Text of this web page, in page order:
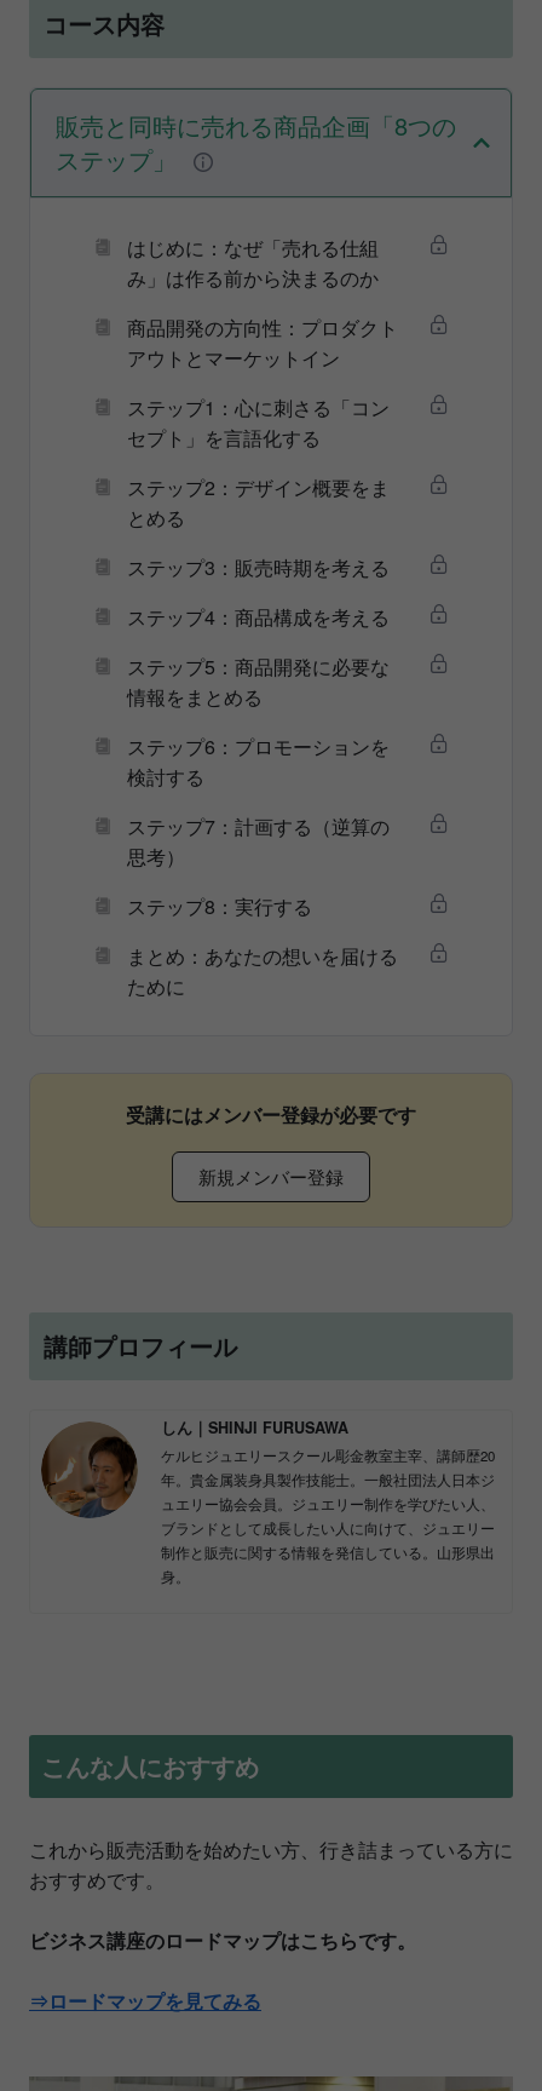
コース内容
販売と同時に売れる商品企画「8つの
ステップ」
はじめに：なぜ「売れる仕組
み」は作る前から決まるのか
商品開発の方向性：プロダクト
アウトとマーケットイン
ステップ1：心に刺さる「コン
セプト」を言語化する
ステップ2：デザイン概要をま
とめる
ステップ3：販売時期を考える
ステップ4：商品構成を考える
ステップ5：商品開発に必要な
情報をまとめる
ステップ6：プロモーションを
検討する
ステップ7：計画する（逆算の
思考）
ステップ8：実行する
まとめ：あなたの想いを届ける
ために
受講にはメンバー登録が必要です
新規メンバー登録
講師プロフィール
しん｜SHINJI FURUSAWA
ケルヒジュエリースクール彫金教室主宰、講師歴20
年。貴金属装身具製作技能士。一般社団法人日本ジ
ュエリー協会会員。ジュエリー制作を学びたい人、
ブランドとして成長したい人に向けて、ジュエリー
制作と販売に関する情報を発信している。山形県出
身。
こんな人におすすめ
これから販売活動を始めたい方、行き詰まっている方に
おすすめです。
ビジネス講座のロードマップはこちらです。
⇒ロードマップを見てみる